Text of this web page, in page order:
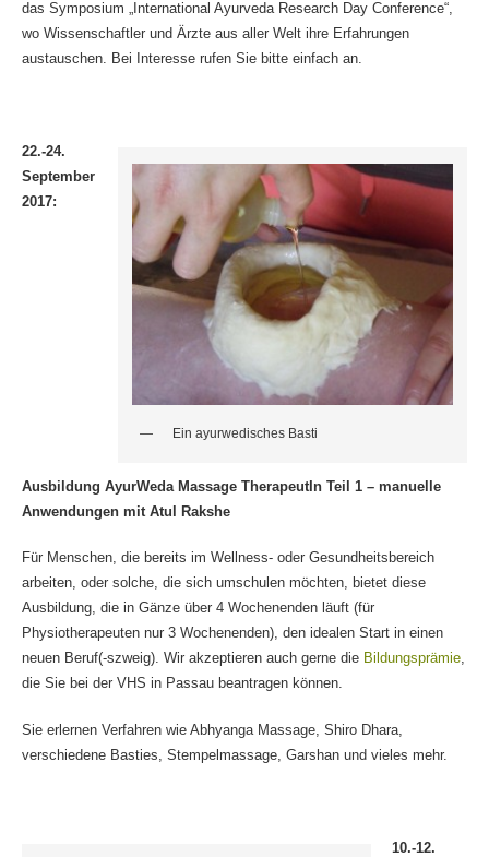
das Symposium „International Ayurveda Research Day Conference“,
wo Wissenschaftler und Ärzte aus aller Welt ihre Erfahrungen
austauschen. Bei Interesse rufen Sie bitte einfach an.
Ein ayurwedisches Basti
22.-24.
September
2017:
Ausbildung AyurWeda Massage TherapeutIn Teil 1 – manuelle
Anwendungen mit Atul Rakshe
Für Menschen, die bereits im Wellness- oder Gesundheitsbereich
arbeiten, oder solche, die sich umschulen möchten, bietet diese
Ausbildung, die in Gänze über 4 Wochenenden läuft (für
Physiotherapeuten nur 3 Wochenenden), den idealen Start in einen
neuen Beruf(-szweig). Wir akzeptieren auch gerne die Bildungsprämie,
die Sie bei der VHS in Passau beantragen können.
Sie erlernen Verfahren wie Abhyanga Massage, Shiro Dhara,
verschiedene Basties, Stempelmassage, Garshan und vieles mehr.
10.-12.